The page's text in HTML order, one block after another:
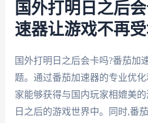
国外打明日之后
速器让游戏不再
国外打明日之后会卡吗?番茄加
题。通过番茄加速器的专业优
家能够获得与国内玩家相媲美
日之后的游戏世界中。同时,番